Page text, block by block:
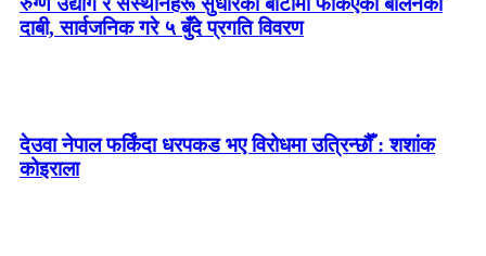
दाबी, सार्वजनिक गरे ५ बुँदे प्रगति विवरण
देउवा नेपाल फर्किंदा धरपकड भए विरोधमा उत्रिन्छौँ : शशांक
कोइराला